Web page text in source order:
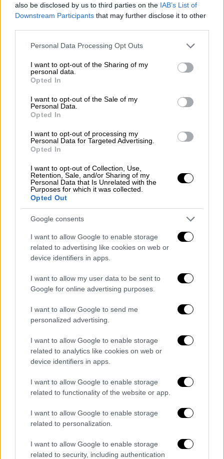
also be disclosed by us to third parties on the IAB’s List of
Downstream Participants that may further disclose it to other
Please note that this website/app uses one or more Google
not limited to your visit or usage behaviour. You may click to
grant or deny consent to Google and its third-party tags to
use your data for below specified purposes in below Google
consent section.
Personal Data Processing Opt Outs
I want to opt-out of the Sharing of my
personal data.
Opted In
I want to opt-out of the Sale of my
Personal Data.
Opted In
I want to opt-out of processing my
Personal Data for Targeted Advertising.
Opted In
I want to opt-out of Collection, Use,
Retention, Sale, and/or Sharing of my
Personal Data that Is Unrelated with the
Purposes for which it was collected.
Opted Out
Google consents
I want to allow Google to enable storage
related to advertising like cookies on web or
device identifiers in apps.
I want to allow my user data to be sent to
Google for online advertising purposes.
I want to allow Google to send me
personalized advertising.
I want to allow Google to enable storage
related to analytics like cookies on web or
device identifiers in apps.
I want to allow Google to enable storage
related to functionality of the website or app.
I want to allow Google to enable storage
related to personalization.
I want to allow Google to enable storage
related to security, including authentication
Ελλάδα|08.05.2026 23:34
Εργαζόμενοι Ryanair: Οι αποφάσεις δεν
μπορεί να λαμβάνονται αποκλειστικά με
οικονομικά και επιχειρησιακά κριτήρια
Καμπίνας Αεροσκαφών της low cost
εταιρίας
Ελλάδα|08.05.2026 19:43
Στην αντεπίθεση η Fraport μετά την
αποχώρηση της Ryanair από τη
Θεσσαλονίκη - Τι ισχύει με τις χρεώσεις
«Προσχηματικές οι αιτιάσεις για τις
χρεώσεις« λέει η Fraport και χαρακτηρίζει
την απόφαση της Ryanair καθαρά εμπορική